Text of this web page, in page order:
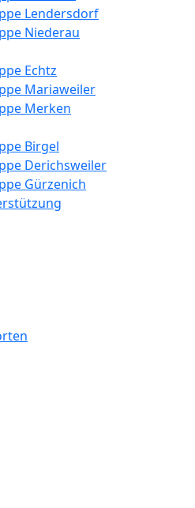
Lendersdorf
Niederau
Echtz
Mariaweiler
Merken
Birgel
Derichsweiler
Gürzenich